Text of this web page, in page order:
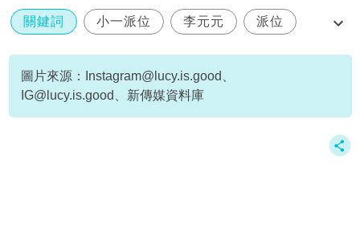
關鍵詞 小一派位 李元元 派位
結果
圖片來源：
Instagram@lucy.is.good
IG@lucy.is.good 、新傳媒資料庫